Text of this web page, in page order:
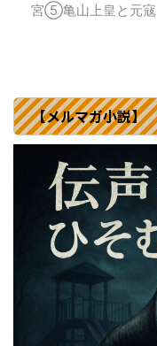
宮⑤亀山上皇と元寇
【メルマガ小説】